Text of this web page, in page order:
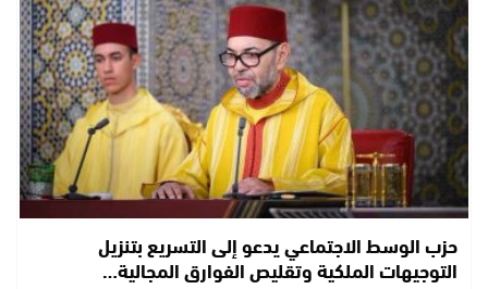
حزب الوسط الاجتماعي يدعو إلى التسريع بتنزيل
التوجيهات الملكية وتقليص الفوارق المجالية…